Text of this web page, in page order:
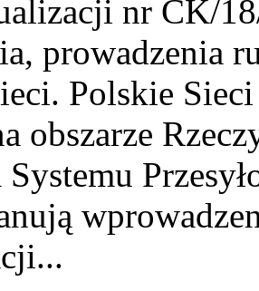
nr CK/
prowadzenia
Polskie
obszarze
Systemu